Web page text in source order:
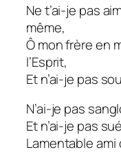
Ne t’ai-je pas
même,
Ô mon frère en
l’Esprit,
Et n’ai-je pas
N’ai-je pas
Et n’ai-je pas
Lamentable